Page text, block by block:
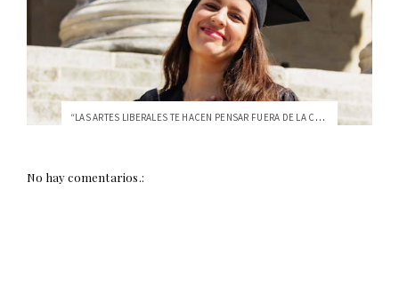
“LAS ARTES LIBERALES TE HACEN PENSAR FUERA DE LA CAJA”
No hay comentarios.: